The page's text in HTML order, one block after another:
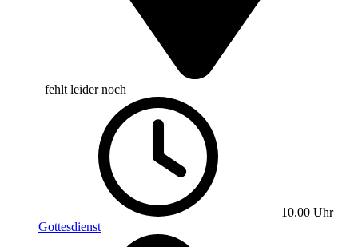
fehlt leider noch
10.00 Uhr
Gottesdienst